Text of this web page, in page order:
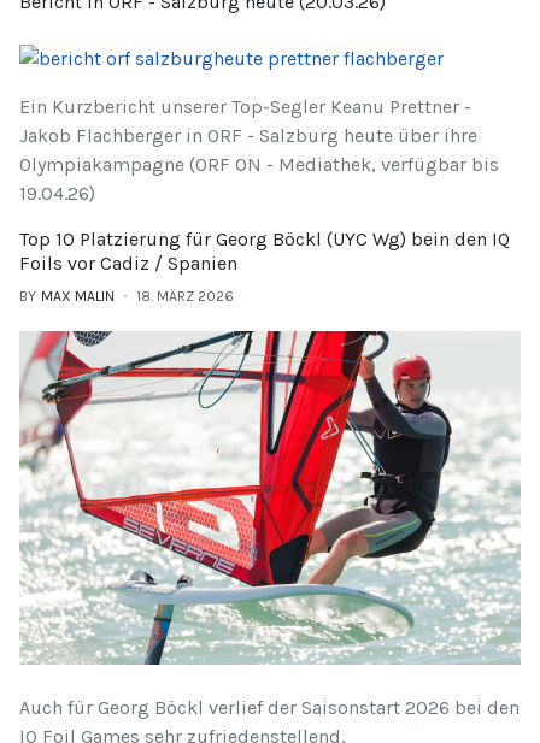
Ein Kurzbericht unserer Top-Segler Keanu Prettner -
Jakob Flachberger in ORF - Salzburg heute über ihre
Olympiakampagne (ORF ON - Mediathek, verfügbar bis
19.04.26)
Top 10 Platzierung für Georg Böckl (UYC Wg) bein den IQ
Foils vor Cadiz / Spanien
BY MAX MALIN 18. MÄRZ 2026
Auch für Georg Böckl verlief der Saisonstart 2026 bei den
IQ Foil Games sehr zufriedenstellend.